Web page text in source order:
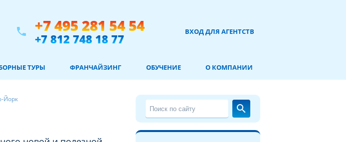
phone +7 495 281 54 54
+7 812 748 18 77 ВХОД ДЛЯ АГЕНТСТВ
ТУРЫ ФРАНЧАЙЗИНГ ОБУЧЕНИЕ О КОМПАНИИ
Йорк
search